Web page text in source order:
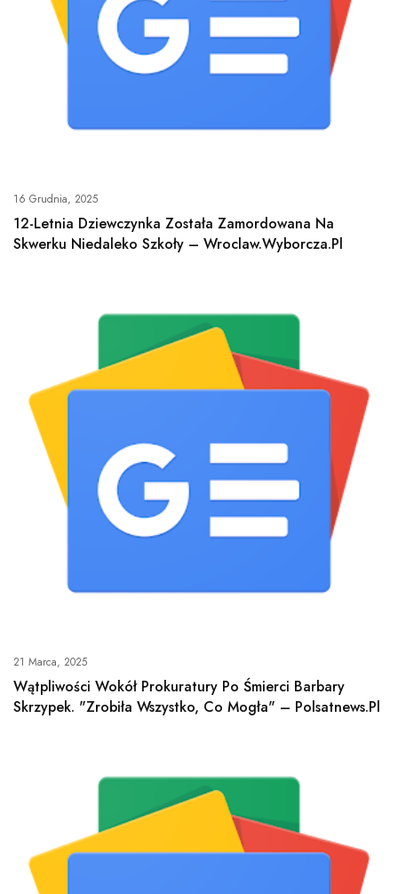
16 Grudnia, 2025
12-Letnia Dziewczynka Została Zamordowana Na
Skwerku Niedaleko Szkoły – Wroclaw.wyborcza.pl
21 Marca, 2025
Wątpliwości Wokół Prokuratury Po Śmierci Barbary
Skrzypek. "Zrobiła Wszystko, Co Mogła" – Polsatnews.pl